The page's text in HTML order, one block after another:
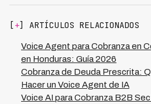
inmediato post-vencimiento,
capacidad de negociar planes
[ +] ARTÍCULOS RELACIONADOS
Voice Agent para Cobranza en
en Honduras: Guía 2026
Cobranza de Deuda Prescrita:
Hacer un Voice Agent de IA
Voice AI para Cobranza B2B